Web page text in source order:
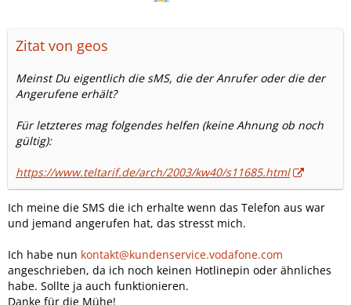
Zitat von geos
Meinst Du eigentlich die sMS, die der Anrufer oder die der
Angerufene erhält?
Für letzteres mag folgendes helfen (keine Ahnung ob noch
gültig):
https://www.teltarif.de/arch/2003/kw40/s11685.html
Ich meine die SMS die ich erhalte wenn das Telefon aus war
und jemand angerufen hat, das stresst mich.
Ich habe nun kontakt@kundenservice.vodafone.com
angeschrieben, da ich noch keinen Hotlinepin oder ähnliches
habe. Sollte ja auch funktionieren.
Danke für die Mühe!